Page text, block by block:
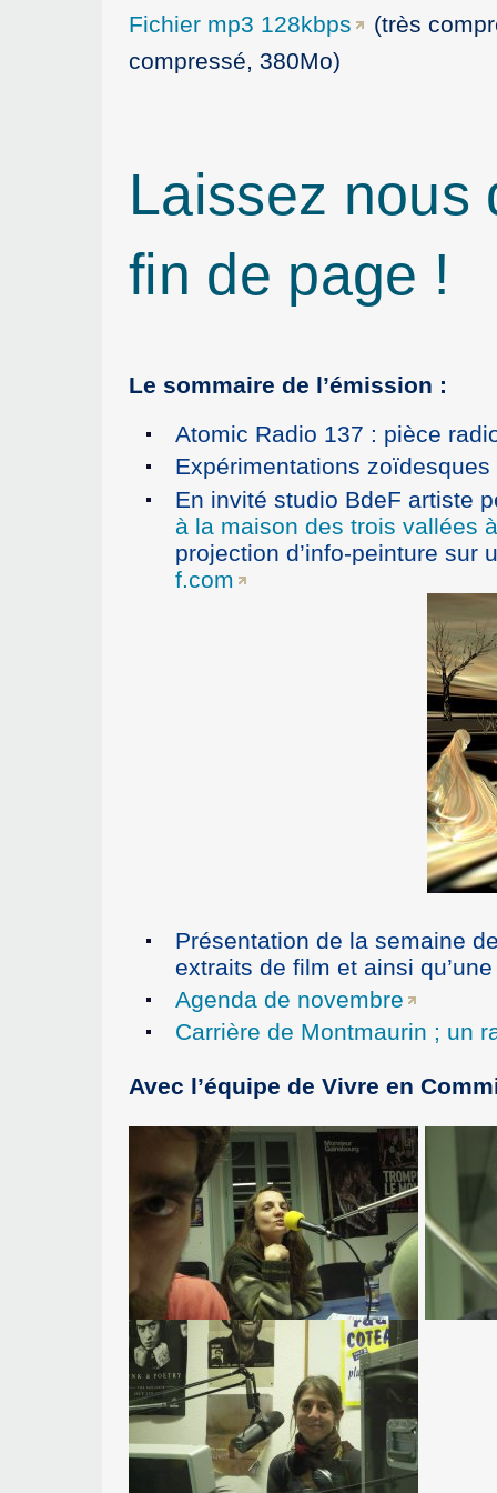
Fichier mp3 128kbps
(très
compressé, 380Mo)
Laissez nous
fin de page !
Le sommaire de l’émission :
Atomic Radio 137 : pièce
Expérimentations
En invité studio BdeF artiste
à la maison des trois vallées
projection d’info-peinture
f.com
Présentation de la semaine
extraits de film et ainsi
Agenda de novembre
Carrière de Montmaurin ; un
Avec l’équipe de Vivre en